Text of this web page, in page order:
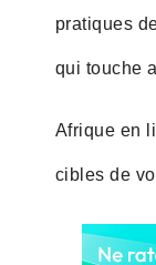
pratiques
qui touche
Afrique en
cibles de